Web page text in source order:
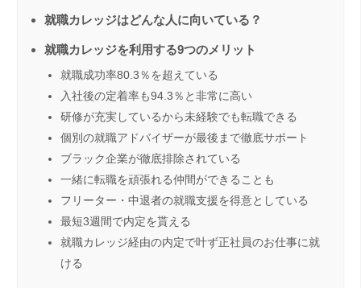
就職カレッジはどんな人に向いている？
就職カレッジを利用する9つのメリット
就職成功率80.3％を超えている
入社後の定着率も94.3％と非常に高い
研修が充実しているから未経験でも転職できる
個別の就職アドバイザーが最後まで徹底サポート
ブラック企業が徹底排除されている
一緒に転職を頑張れる仲間ができることも
フリーター・中退者の就職支援を得意としている
最短3週間で内定を貰える
就職カレッジ経由の内定で叶ず正社員のお仕事に就
ける